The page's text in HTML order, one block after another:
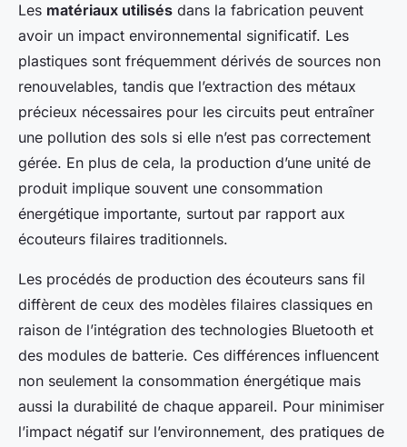
Les matériaux utilisés dans la fabrication peuvent
avoir un impact environnemental significatif. Les
plastiques sont fréquemment dérivés de sources non
renouvelables, tandis que l’extraction des métaux
précieux nécessaires pour les circuits peut entraîner
une pollution des sols si elle n’est pas correctement
gérée. En plus de cela, la production d’une unité de
produit implique souvent une consommation
énergétique importante, surtout par rapport aux
écouteurs filaires traditionnels.
Les procédés de production des écouteurs sans fil
diffèrent de ceux des modèles filaires classiques en
raison de l’intégration des technologies Bluetooth et
des modules de batterie. Ces différences influencent
non seulement la consommation énergétique mais
aussi la durabilité de chaque appareil. Pour minimiser
l’impact négatif sur l’environnement, des pratiques de